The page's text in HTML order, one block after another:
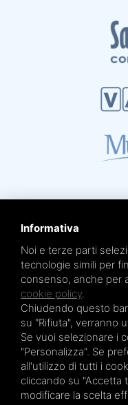
Mare Termale Bolognese e
sono un marchio diTRE EFFE s.r.l.
Sede legale e amministrativa: Via
Cod.Fisc e P.IVA 04045610377 -
€ 20.000,00 i.v.
Terme San Petronio - Antalgik -
Terme San Luca - Pluricenter
Terme Felsinee
Terme dell’Agriturismo -
Terme Acquabios
Informativa
Noi e terze parti
tecnologie simili per
consenso, anche per
cookie policy.
Chiudendo questo
su "Rifiuta", verranno
Se vuoi selezionare i
"Personalizza". Se
all'utilizzo di tutti i
cliccando su "Accetta
modificare la scelta